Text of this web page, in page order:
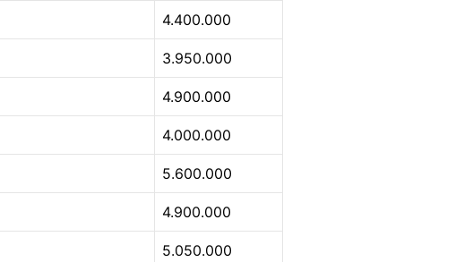
4.400.000
3.950.000
4.900.000
4.000.000
5.600.000
4.900.000
5.050.000